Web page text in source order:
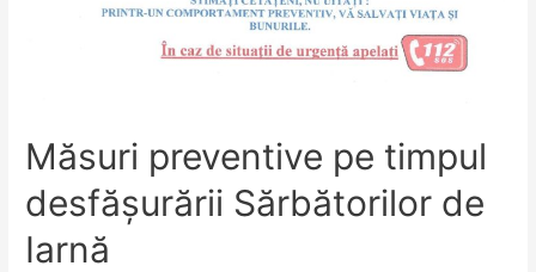
Măsuri preventive pe timpul
desfășurării Sărbătorilor de
Iarnă